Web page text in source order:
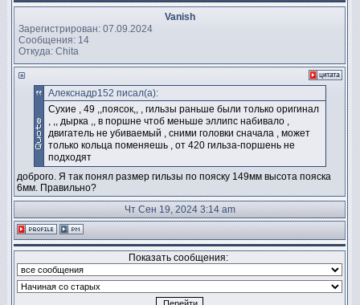
Vanish
Зарегистрирован: 07.09.2024
Сообщения: 14
Откуда: Chita
Алекснадр152 писал(а):
Сухие , 49 ,,поясок,, , гильзы раньше были только оригинал
, ,, дырка ,, в поршне чтоб меньше эллипс набивало ,
двигатель не убиваемый , сними головки сначала , может
только кольца поменяешь , от 420 гильза-поршень не
подходят
доброго. Я так понял размер гильзы по пояску 149мм высота пояска
6мм. Правильно?
Чт Сен 19, 2024 3:14 am
Показать сообщения: